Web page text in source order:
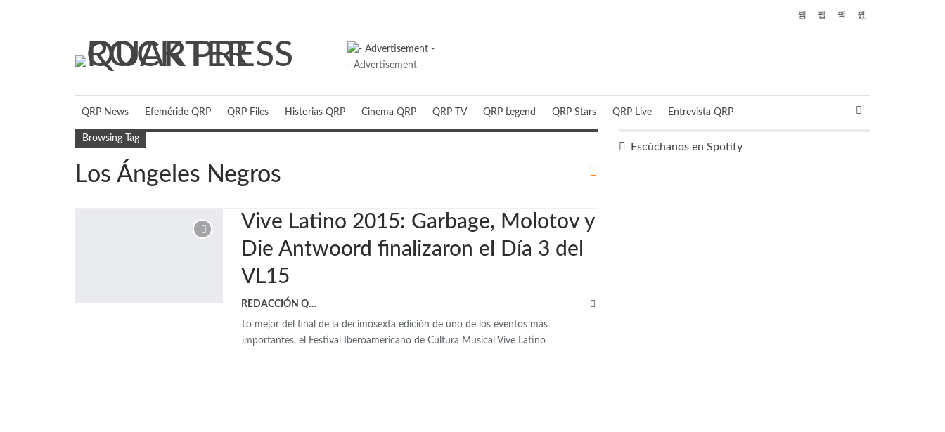
- Advertisement -
QRP News Efeméride QRP QRP Files Historias QRP Cinema QRP QRP TV QRP Legend QRP Stars QRP Live Entrevista QRP
Browsing Tag
Los Ángeles Negros
Vive Latino 2015: Garbage, Molotov y
Die Antwoord finalizaron el Día 3 del
VL15
REDACCIÓN QRP
Lo mejor del final de la decimosexta edición de uno de los eventos más
importantes, el Festival Iberoamericano de Cultura Musical Vive Latino
Escúchanos en Spotify